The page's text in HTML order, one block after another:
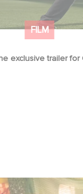
FILM
exclusive trailer for
in Film Club: